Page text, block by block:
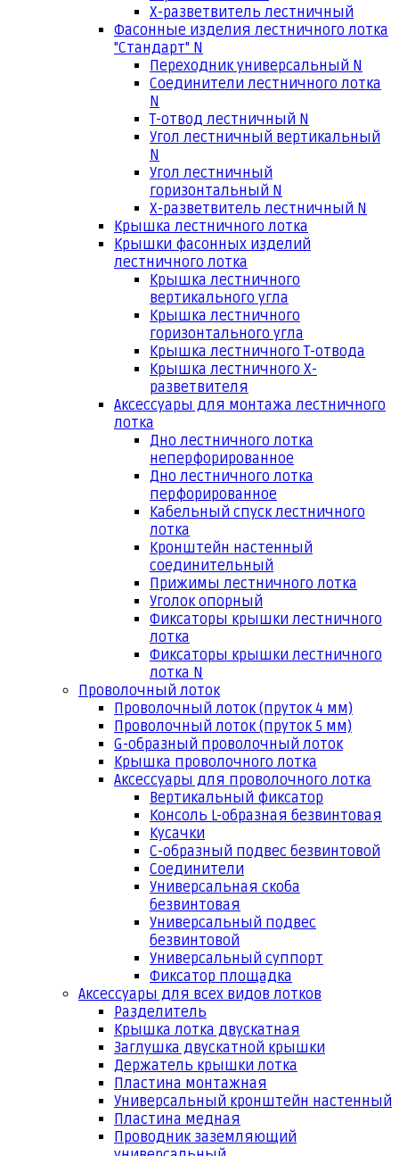
Х-разветвитель лестничный
Фасонные изделия лестничного лотка
"Стандарт" N
Переходник универсальный N
Соединители лестничного лотка
N
Т-отвод лестничный N
Угол лестничный вертикальный
N
Угол лестничный
горизонтальный N
Х-разветвитель лестничный N
Крышка лестничного лотка
Крышки фасонных изделий
лестничного лотка
Крышка лестничного
вертикального угла
Крышка лестничного
горизонтального угла
Крышка лестничного Т-отвода
Крышка лестничного Х-
разветвителя
Аксессуары для монтажа лестничного
лотка
Дно лестничного лотка
неперфорированное
Дно лестничного лотка
перфорированное
Кабельный спуск лестничного
лотка
Кронштейн настенный
соединительный
Прижимы лестничного лотка
Уголок опорный
Фиксаторы крышки лестничного
лотка
Фиксаторы крышки лестничного
лотка N
Проволочный лоток
Проволочный лоток (пруток 4 мм)
Проволочный лоток (пруток 5 мм)
G-образный проволочный лоток
Крышка проволочного лотка
Аксессуары для проволочного лотка
Вертикальный фиксатор
Консоль L-образная безвинтовая
Кусачки
С-образный подвес безвинтовой
Соединители
Универсальная скоба
безвинтовая
Универсальный подвес
безвинтовой
Универсальный суппорт
Фиксатор площадка
Аксессуары для всех видов лотков
Разделитель
Крышка лотка двускатная
Заглушка двускатной крышки
Держатель крышки лотка
Пластина монтажная
Универсальный кронштейн настенный
Пластина медная
Проводник заземляющий